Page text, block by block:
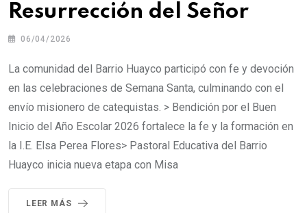
Resurrección del Señor
06/04/2026
La comunidad del Barrio Huayco participó con fe y devoción
en las celebraciones de Semana Santa, culminando con el
envío misionero de catequistas. > Bendición por el Buen
Inicio del Año Escolar 2026 fortalece la fe y la formación en
la I.E. Elsa Perea Flores> Pastoral Educativa del Barrio
Huayco inicia nueva etapa con Misa
LEER MÁS